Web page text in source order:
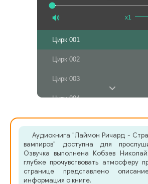
x1
Цирк 001
Цирк 002
Цирк 003
Цирк 004
Цирк 005
Цирк 006
Цирк 007
Цирк 008
Аудиокнига "Лаймон Ричард -
вампиров" доступна для
Озвучка выполнена Кобзев
глубже прочувствовать атмосферу
странице представлено
информация о книге.